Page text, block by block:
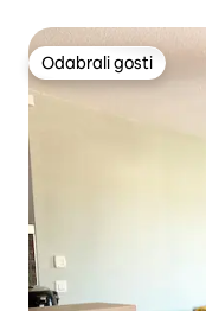
Odabrali gosti
Odabrali gosti